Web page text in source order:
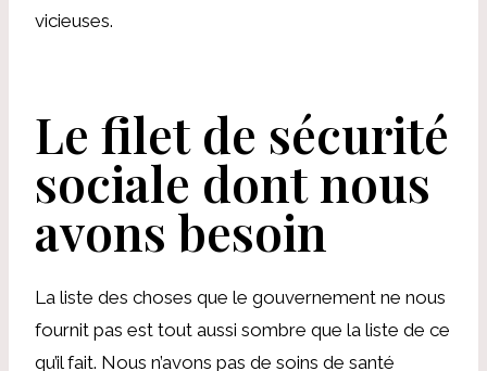
vicieuses.
Le filet de sécurité
sociale dont nous
avons besoin
La liste des choses que le gouvernement ne nous
fournit pas est tout aussi sombre que la liste de ce
qu’il fait. Nous n’avons pas de soins de santé